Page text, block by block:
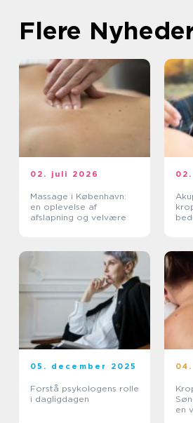
Flere
02. juli 2026
Massage i København:
en oplevelse af
afslapning og velvære
05. december 2025
Forstå psykologens rolle
i dagligdagen
en